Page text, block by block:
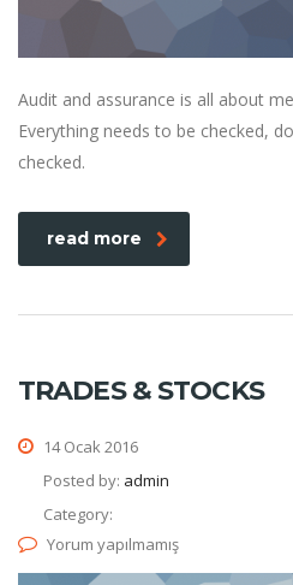
Audit and assurance is all about
Everything needs to be checked,
checked.
read more
TRADES & STOCKS
14 Ocak 2016
Posted by: admin
Category:
Yorum yapılmamış